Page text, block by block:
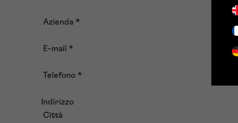
Azienda *
E-mail *
Telefono *
Indirizzo
Città